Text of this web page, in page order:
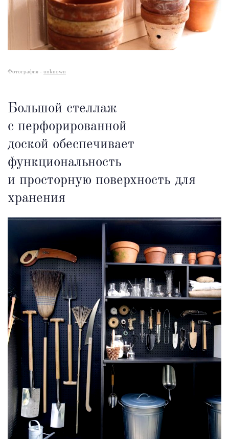
Фотография - unknown
Большой стеллаж
с перфорированной
доской обеспечивает
функциональность
и просторную поверхность для
хранения